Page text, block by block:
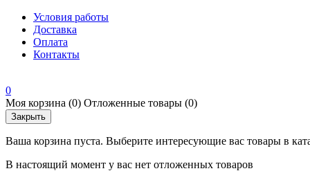
Условия работы
Доставка
Оплата
Контакты
0
Моя корзина (0) Отложенные товары (0)
Закрыть
Ваша корзина пуста. Выберите интересующие вас товары в
В настоящий момент у вас нет отложенных товаров